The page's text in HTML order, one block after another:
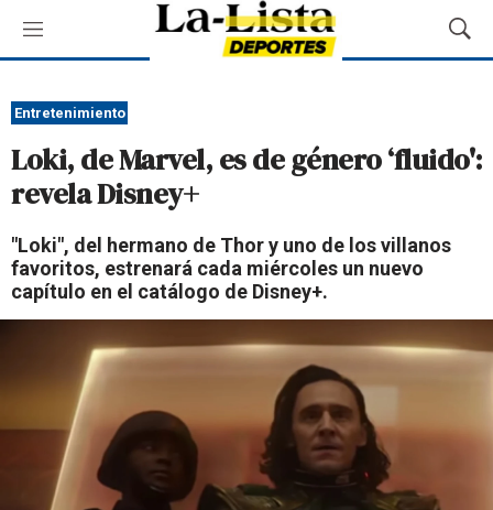
M
e
ú
M
o
a
r
e
d
a
Entretenimiento
Loki, de Marvel, es de género ‘fluido':
revela Disney+
"Loki", del hermano de Thor y uno de los villanos
favoritos, estrenará cada miércoles un nuevo
capítulo en el catálogo de Disney+.